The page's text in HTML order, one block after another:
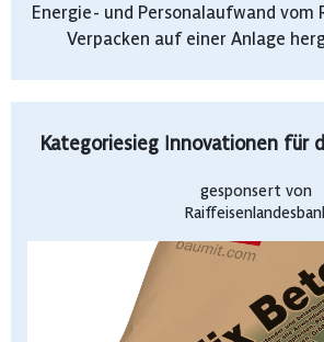
Energie- und Personalaufwand vom
Verpacken auf einer Anlage
Kategoriesieg Innovationen für
gesponsert von